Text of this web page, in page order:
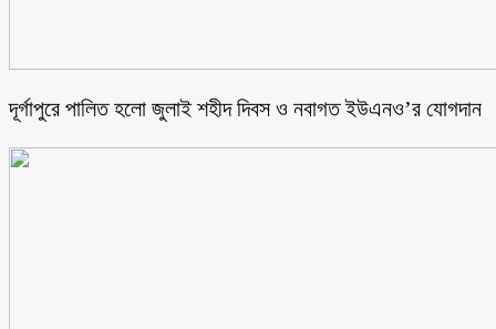
‎দূর্গাপুরে পালিত হলো জুলাই শহীদ দিবস ও নবাগত ইউএনও’র যোগদান ‎